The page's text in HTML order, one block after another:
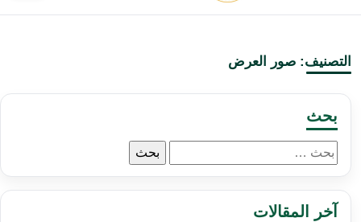
التصنيف: صور العرض
بحث
البحث
عن:
آخر المقالات